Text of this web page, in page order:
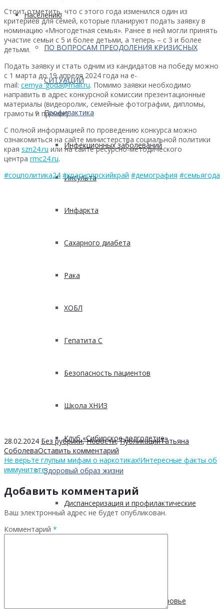
Населению
ПО ВОПРОСАМ ПРЕОДОЛЕНИЯ КРИЗИСНЫХ
СИТУАЦИЙ
Профилактика
Инфекционных заболеваний
Инсульта
Инфаркта
Сахарного диабета
Рака
ХОБЛ
Гепатита С
Безопасность пациентов
Школа ХНИЗ
Клуб «Сибирское долголетие»
Здоровый образ жизни
Диспансеризация и профилактические
медицинские осмотры
Физическая активность и здоровье
Стоит отметить, что с этого года изменился один из
критериев для семей, которые планируют подать заявку в
номинацию «Многодетная семья». Ранее в ней могли принять
участие семьи с 5 и более детьми, а теперь – с 3 и более
детьми.
Подать заявку и стать одним из кандидатов на победу можно
с 1 марта до 19 апреля 2024 года на e-
mail: cemya_goda@mail.ru. Помимо заявки необходимо
направить в адрес конкурсной комиссии презентационные
материалы (видеоролик, семейные фотографии, дипломы,
грамоты и прочее).
С полной информацией по проведению конкурса можно
ознакомиться на сайте министерства социальной политики
края szn24.ru или на сайте ресурсно-методического
центра rmc24.ru.
#соцполитика24 #красноярскийкрай #демография #семьягода
28.02.2024 Без рубрики,Новости,ПубликацииТатьяна
СоболеваОставить комментарий
Не верьте глупым мифам о наркотиках!Интересные факты об
иммунитете
Добавить комментарий
Ваш электронный адрес не будет опубликован.
Комментарий *